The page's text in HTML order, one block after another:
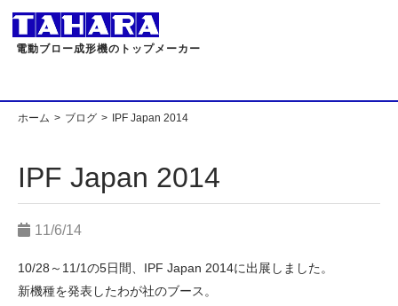
電動ブロー成形機のトップメーカー
ホーム ブログ IPF Japan 2014
IPF Japan 2014
11/6/14
10/28～11/1の5日間、IPF Japan 2014に出展しました。
新機種を発表したわが社のブース。